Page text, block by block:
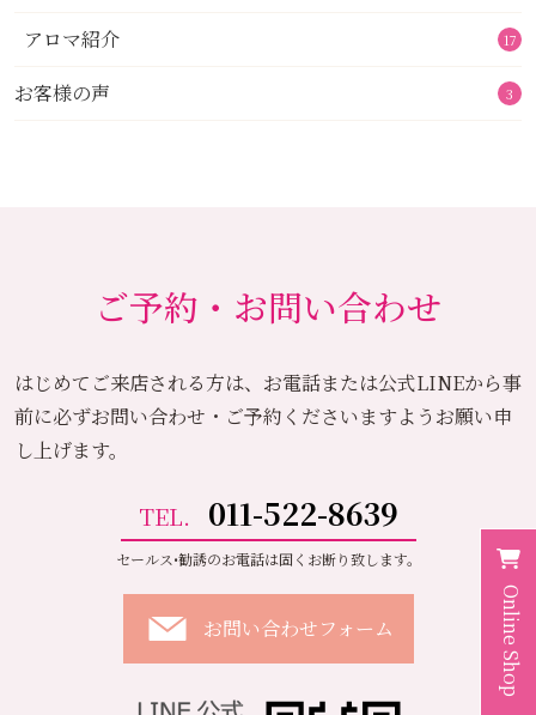
アロマ紹介 17
お客様の声 3
ご予約・お問い合わせ
はじめてご来店される方は、お電話または公式LINEから事
前に必ずお問い合わせ・ご予約くださいますようお願い申
し上げます。
TEL. 011-522-8639
セールス•勧誘のお電話は固くお断り致します。
お問い合わせフォーム Online Shop